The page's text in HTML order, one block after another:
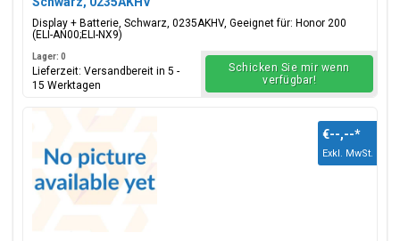
Display + Batterie, Schwarz, 0235AKHV, Geeignet für: Honor 200
(ELI-AN00;ELI-NX9)
Lager: 0
Lieferzeit: Versandbereit in 5 -
15 Werktagen
Schicken Sie mir wenn
verfügbar!
€--,--*
Exkl. MwSt.